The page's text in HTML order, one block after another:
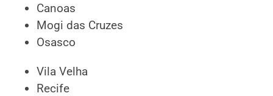
Canoas
Mogi das Cruzes
Osasco
Vila Velha
Recife